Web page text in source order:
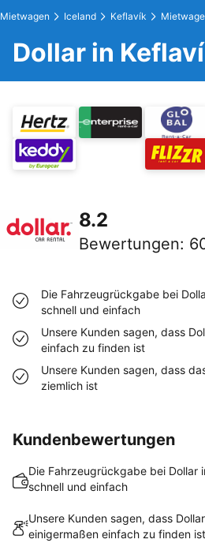
Mietwagen Iceland Keflavík
Dollar in
8.2
Bewertungen:
Die Fahrzeugrückgabe bei
schnell und einfach
Unsere Kunden sagen, dass
einfach zu finden ist
Unsere Kunden sagen, dass
ziemlich ist
Kundenbewertungen
Die Fahrzeugrückgabe bei Dollar
schnell und einfach
Unsere Kunden sagen, dass
einigermaßen einfach zu finden ist